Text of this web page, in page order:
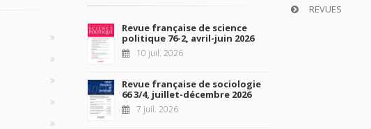
Revue française de science
politique 76-2, avril-juin 2026
10 juil. 2026
Revue française de sociologie
66 3/4, juillet-décembre 2026
7 juil. 2026
REVUES